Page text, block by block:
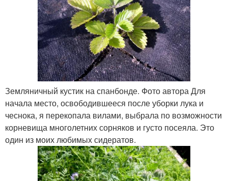
Земляничный кустик на спанбонде. Фото автора Для
начала место, освободившееся после уборки лука и
чеснока, я перекопала вилами, выбрала по возможности
корневища многолетних сорняков и густо посеяла. Это
один из моих любимых сидератов.